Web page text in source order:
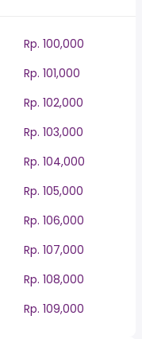
Rp. 100,000
Rp. 101,000
Rp. 102,000
Rp. 103,000
Rp. 104,000
Rp. 105,000
Rp. 106,000
Rp. 107,000
Rp. 108,000
Rp. 109,000